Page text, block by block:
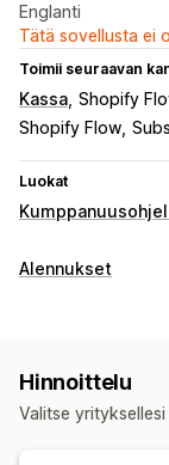
Englanti
Tätä sovellusta ei
Toimii seuraavan
Kassa Shopify
Shopify Flow
Luokat
Provisiovaihtoehdot
Suositusten
Kumppanilinkit
Alennukset
Toimitushinnat
Hinnoittelu
Valitse